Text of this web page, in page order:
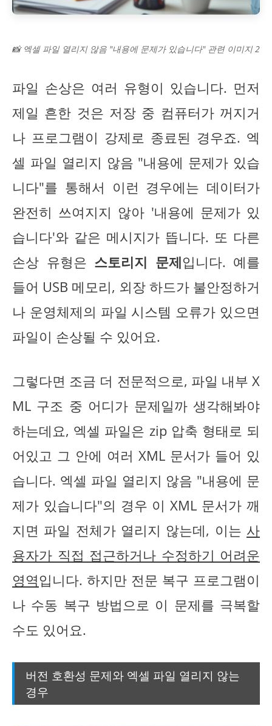
📸 엑셀 파일 열리지 않음 "내용에 문제가 있습니다" 관련 이미지 2
파일 손상은 여러 유형이 있습니다. 먼저
제일 흔한 것은 저장 중 컴퓨터가 꺼지거
나 프로그램이 강제로 종료된 경우죠. 엑
셀 파일 열리지 않음 "내용에 문제가 있습
니다"를 통해서 이런 경우에는 데이터가
완전히 쓰여지지 않아 '내용에 문제가 있
습니다'와 같은 메시지가 뜹니다. 또 다른
손상 유형은 스토리지 문제입니다. 예를
들어 USB 메모리, 외장 하드가 불안정하거
나 운영체제의 파일 시스템 오류가 있으면
파일이 손상될 수 있어요.
그렇다면 조금 더 전문적으로, 파일 내부 X
ML 구조 중 어디가 문제일까 생각해봐야
하는데요, 엑셀 파일은 zip 압축 형태로 되
어있고 그 안에 여러 XML 문서가 들어 있
습니다. 엑셀 파일 열리지 않음 "내용에 문
제가 있습니다"의 경우 이 XML 문서가 깨
지면 파일 전체가 열리지 않는데, 이는 사
용자가 직접 접근하거나 수정하기 어려운
영역입니다. 하지만 전문 복구 프로그램이
나 수동 복구 방법으로 이 문제를 극복할
수도 있어요.
버전 호환성 문제와 엑셀 파일 열리지 않는
경우